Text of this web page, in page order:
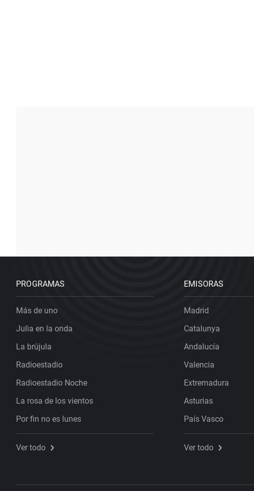
PROGRAMAS
Más de uno
Julia en la onda
La brújula
Radioestadio
Radioestadio Noche
La rosa de los vientos
Por fin no es lunes
Ver todo
EMISORAS
Madrid
Catalunya
Andalucía
Valencia
Extremadura
Asturias
País Vasco
Ver todo